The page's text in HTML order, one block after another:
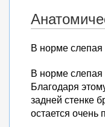
В норме
В норме
Благодаря
задней стенке
остается